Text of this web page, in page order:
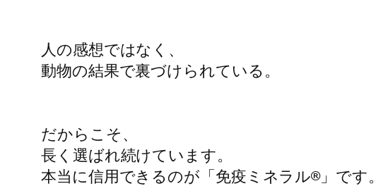
人の感想ではなく、
動物の結果で裏づけられている。
だからこそ、
長く選ばれ続けています。
本当に信用できるのが「免疫ミネラル®」です。